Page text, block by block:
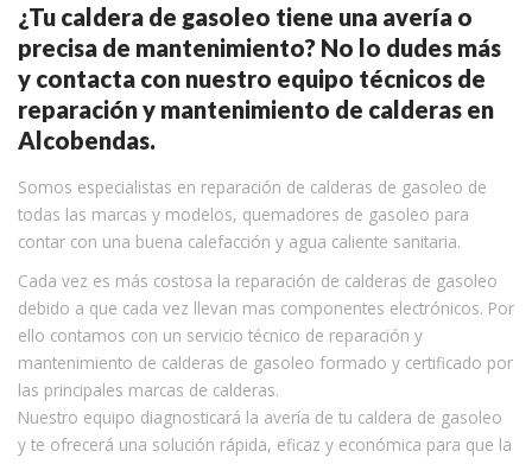
¿Tu caldera de gasoleo tiene una avería o
precisa de mantenimiento? No lo dudes más
y contacta con nuestro equipo técnicos de
reparación y mantenimiento de calderas en
Alcobendas.
Somos especialistas en reparación de calderas de gasoleo de
todas las marcas y modelos, quemadores de gasoleo para
contar con una buena calefacción y agua caliente sanitaria.
Cada vez es más costosa la reparación de calderas de gasoleo
debido a que cada vez llevan mas componentes electrónicos. Por
ello contamos con un servicio técnico de reparación y
mantenimiento de calderas de gasoleo formado y certificado por
las principales marcas de calderas.
Nuestro equipo diagnosticará la avería de tu caldera de gasoleo
y te ofrecerá una solución rápida, eficaz y económica para que la